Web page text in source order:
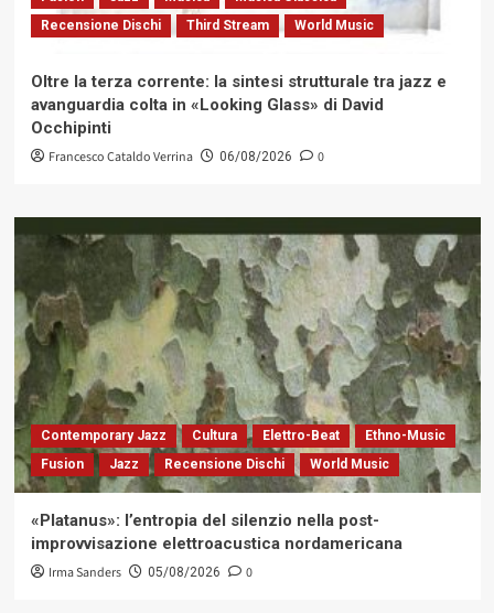
Recensione Dischi
Third Stream World Music
Oltre la terza corrente: la sintesi strutturale tra jazz e
avanguardia colta in «Looking Glass» di David
Occhipinti
Francesco Cataldo Verrina 06/08/2026 0
Contemporary Jazz Cultura Elettro-Beat
Ethno-Music
Fusion
Jazz Recensione Dischi World Music
«Platanus»: l’entropia del silenzio nella post-
improvvisazione elettroacustica nordamericana
Irma Sanders 05/08/2026 0